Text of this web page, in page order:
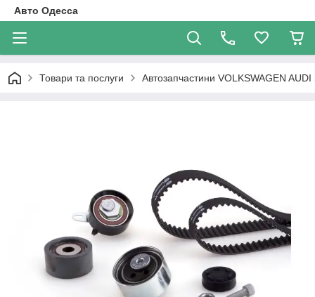
Авто Одесса
Товари та послуги Автозапчастини VOLKSWAGEN AUDI